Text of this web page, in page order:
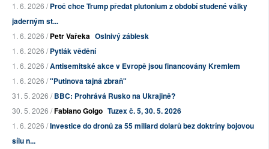
1. 6. 2026 /Proč chce Trump předat plutonium z období studené války
jaderným st...
1. 6. 2026 /Petr Vařeka Oslnivý záblesk
1. 6. 2026 /Pytlák vědění
1. 6. 2026 /Antisemitské akce v Evropě jsou financovány Kremlem
1. 6. 2026 /"Putinova tajná zbraň"
31. 5. 2026 /BBC: Prohrává Rusko na Ukrajině?
30. 5. 2026 /Fabiano Golgo Tuzex č. 5, 30. 5. 2026
1. 6. 2026 /Investice do dronů za 55 miliard dolarů bez doktríny bojovou
sílu n...